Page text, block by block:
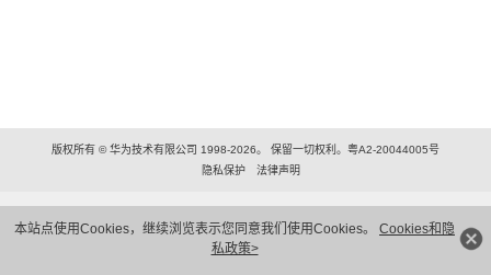
本站点使用Cookies，继续浏览表示您同意我们使用Cookies。 Cookies和隐
私政策>
版权所有 © 华为技术有限公司 1998-2026。 保留一切权利。粤A2-20044005号
隐私保护
法律声明